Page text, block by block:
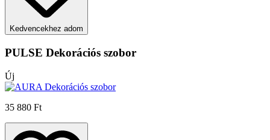
Kedvencekhez adom
PULSE Dekorációs szobor
Új
35 880 Ft